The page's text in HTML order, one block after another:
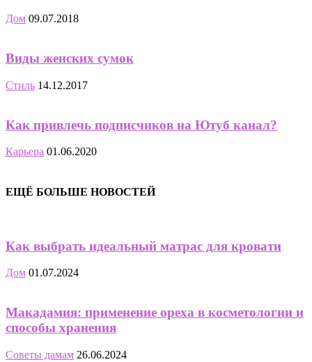
Дом 09.07.2018
Виды женских сумок
Стиль 14.12.2017
Как привлечь подписчиков на Ютуб канал?
Карьера 01.06.2020
ЕЩЁ БОЛЬШЕ НОВОСТЕЙ
Как выбрать идеальный матрас для кровати
Дом 01.07.2024
Макадамия: применение ореха в косметологии и
способы хранения
Советы дамам 26.06.2024